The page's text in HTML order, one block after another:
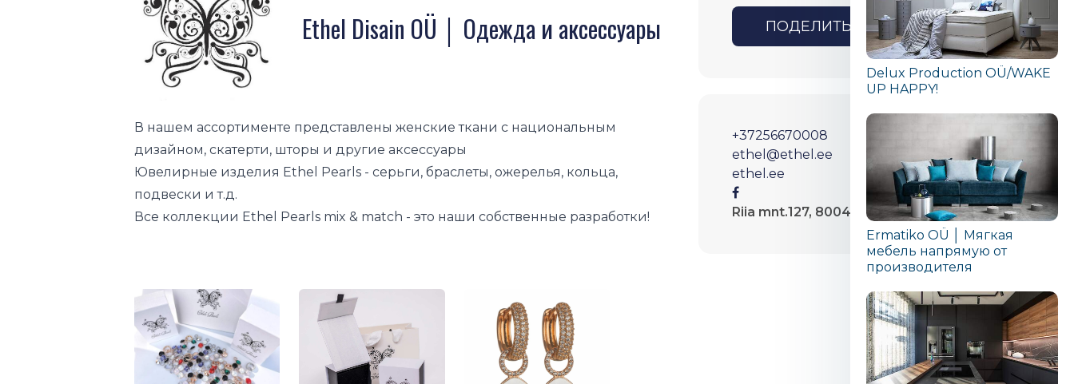
Ethel Disain OÜ │ Одежда и аксессуары
В нашем ассортименте представлены женские ткани с национальным
дизайном, скатерти, шторы и другие аксессуары
Ювелирные изделия Ethel Pearls - серьги, браслеты, ожерелья, кольца,
подвески и т.д.
Все коллекции Ethel Pearls mix & match - это наши собственные разработки!
ПОДЕЛИТЬСЯ
+37256670008
ethel@ethel.ee
ethel.ee
Riia mnt.127, 80042 Pärnu
Delux Production OÜ/WAKE
UP HAPPY!
Ermatiko OÜ │ Мягкая
мебель напрямую от
производителя